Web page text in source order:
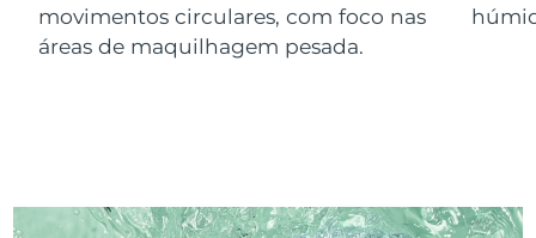
movimentos circulares, com foco nas
áreas de maquilhagem pesada.